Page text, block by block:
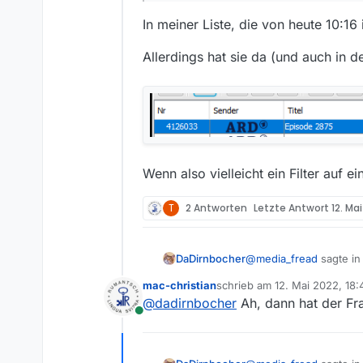
In meiner Liste, die von heute
Allerdings hat sie da (und auch in
Wenn also vielleicht ein Filter auf
T 2 Antworten Letzte Antwort 12.
DaDirnbocher@media_fread sagte in
Jetzt ist es drin,
Online
mac-christianschrieb am 12. Mai 2022,
zuletzt editiert von
@dadirnbocher Ah, dann hat der